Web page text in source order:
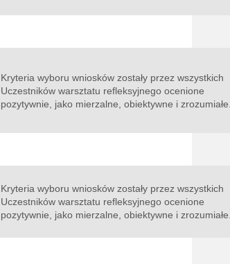
Kryteria wyboru wniosków zostały przez wszystkich
Uczestników warsztatu refleksyjnego ocenione
pozytywnie, jako mierzalne, obiektywne i zrozumiałe.
Kryteria wyboru wniosków zostały przez wszystkich
Uczestników warsztatu refleksyjnego ocenione
pozytywnie, jako mierzalne, obiektywne i zrozumiałe.